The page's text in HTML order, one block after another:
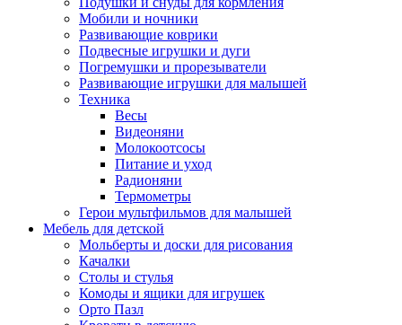
Мобили и ночники
Развивающие коврики
Подвесные игрушки и дуги
Погремушки и прорезыватели
Развивающие игрушки для малышей
Техника
Весы
Видеоняни
Молокоотсосы
Питание и уход
Радионяни
Термометры
Герои мультфильмов для малышей
Мебель для детской
Мольберты и доски для рисования
Качалки
Столы и стулья
Комоды и ящики для игрушек
Орто Пазл